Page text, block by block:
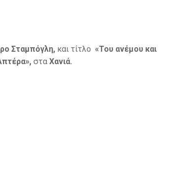
Σταμπόγλη, και τίτλο «Του ανέμου και
στα Χανιά.